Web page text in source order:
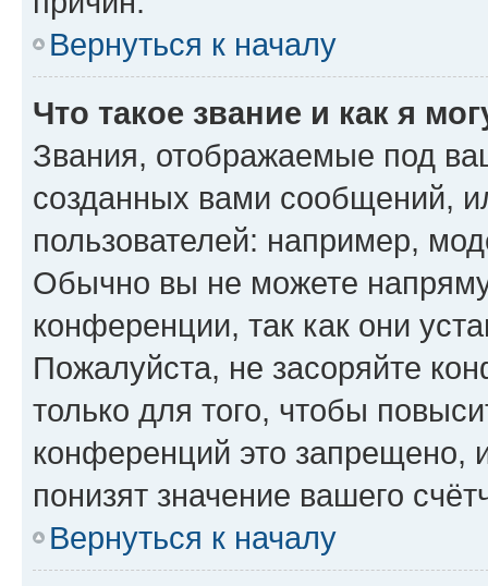
Вернуться к началу
Что такое звание и как я
Звания, отображаемые под
созданных вами сообщений,
пользователей: например,
Обычно вы не можете
конференции, так как они
Пожалуйста, не засоряйте
только для того, чтобы
конференций это запрещено,
понизят значение вашего
Вернуться к началу